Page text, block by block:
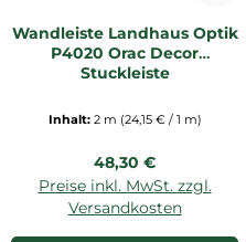
Wandleiste Landhaus Optik
P4020 Orac Decor
Stuckleiste
Inhalt: 2 m (24,15 € / 1 m)
Regulärer Preis:
48,30 €
Preise inkl. MwSt. zzgl.
Versandkosten